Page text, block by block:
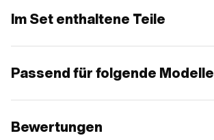
Im Set enthaltene Teile
Passend für folgende Modelle
Bewertungen